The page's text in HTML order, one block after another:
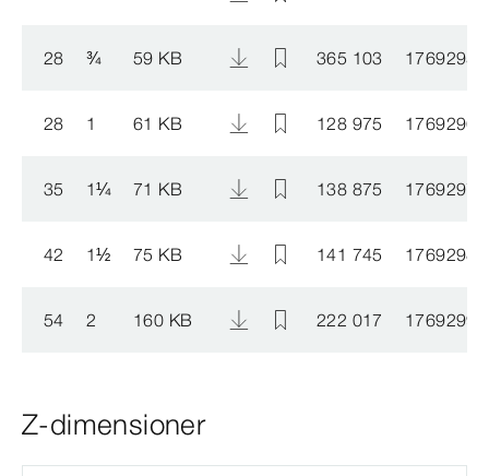
28 ¾ 59 KB 365 103 1769295
28 1 61 KB 128 975 1769296
35 1¼ 71 KB 138 875 1769297
42 1½ 75 KB 141 745 1769298
54 2 160 KB 222 017 1769299
Z-dimensioner